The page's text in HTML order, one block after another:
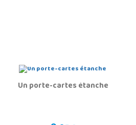
Un porte-cartes étanche